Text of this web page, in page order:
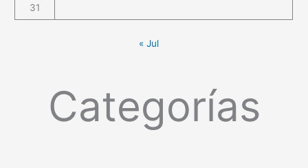
31
« Jul
Categorías